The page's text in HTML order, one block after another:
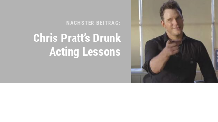
NÄCHSTER BEITRAG:
Chris Pratt’s Drunk
Acting Lessons